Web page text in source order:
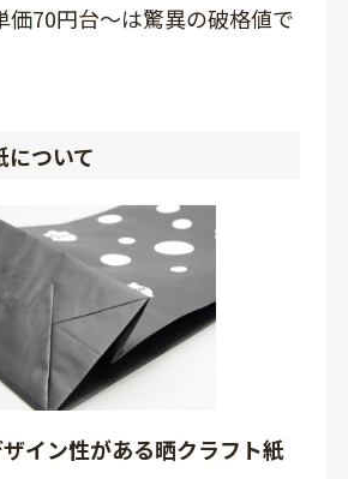
価70円台～は驚異の破格値で
について
イン性がある晒クラフト紙